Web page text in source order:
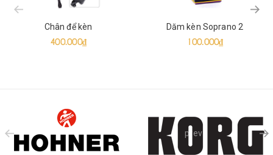
Chân để kèn
400.000₫
Dăm kèn Soprano 2
100.000₫
prev